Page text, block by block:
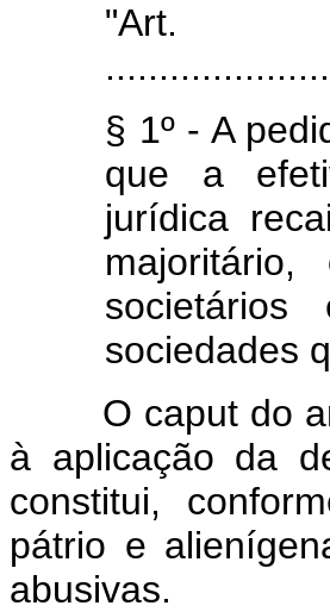
§ 1º - A
que a
jurídica
majoritário,
sociedades
O caput do art.
à aplicação da
constitui,
pátrio e
abusivas.